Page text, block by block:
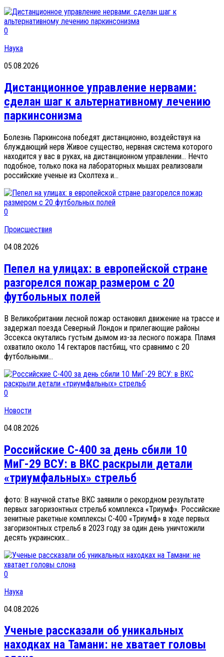
0
Наука
05.08.2026
Дистанционное управление нервами:
сделан шаг к альтернативному лечению
паркинсонизма
Болезнь Паркинсона победят дистанционно, воздействуя на
блуждающий нерв Живое существо, нервная система которого
находится у вас в руках, на дистанционном управлении… Нечто
подобное, только пока на лабораторных мышах реализовали
российские ученые из Сколтеха и...
0
Происшествия
04.08.2026
Пепел на улицах: в европейской стране
разгорелся пожар размером с 20
футбольных полей
В Великобритании лесной пожар остановил движение на трассе и
задержал поезда Северный Лондон и прилегающие районы
Эссекса окутались густым дымом из-за лесного пожара. Пламя
охватило около 14 гектаров пастбищ, что сравнимо с 20
футбольными...
0
Новости
04.08.2026
Российские С-400 за день сбили 10
МиГ-29 ВСУ: в ВКС раскрыли детали
«триумфальных» стрельб
фото: В научной статье ВКС заявили о рекордном результате
первых загоризонтных стрельб комплекса «Триумф». Российские
зенитные ракетные комплексы С-400 «Триумф» в ходе первых
загоризонтных стрельб в 2023 году за один день уничтожили
десять украинских...
0
Наука
04.08.2026
Ученые рассказали об уникальных
находках на Тамани: не хватает головы